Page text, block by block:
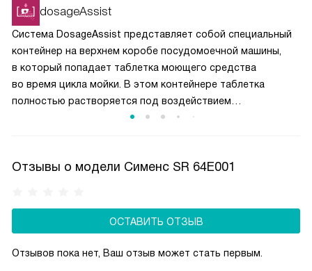
химические вещества растворялись постепенно
и своевременно вступали в реакции.
dosageAssist
Система DosageAssist представляет собой специальный
контейнер на верхнем коробе посудомоечной машины,
в который попадает таблетка моющего средства
во время цикла мойки. В этом контейнере таблетка
полностью растворяется под воздействием
направленных струй воды, обеспечивая равномерное
может упасть на дно камеры или застрять между
и превосходное качество мытья.
Отзывы о модели Сименс SR 64E001
ОСТАВИТЬ ОТЗЫВ
Отзывов пока нет, Ваш отзыв может стать первым.